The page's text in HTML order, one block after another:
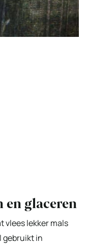
en glaceren
vlees lekker mals
gebruikt in